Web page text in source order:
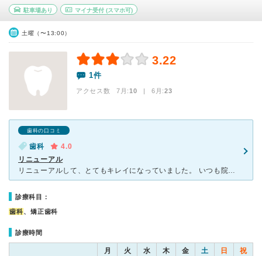
駐車場あり マイナ受付(スマホ可)
土曜（〜13:00）
3.22
1件
アクセス数 7月:10 | 6月:23
歯科の口コミ
歯科
4.0
リニューアル
リニューアルして、とてもキレイになっていました。 いつも院長先生の方に見ていただいていましたが、今は息子さんも治療にあたられています。 今まで同じ歯を何軒か治療してもらいに行きましたが、ここの院長
診療科目：
歯科、矯正歯科
診療時間
月 火 水 木 金 土 日 祝